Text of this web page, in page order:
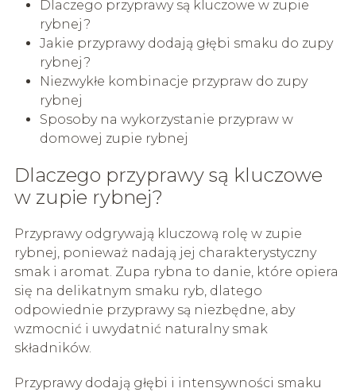
Dlaczego przyprawy są kluczowe w zupie
rybnej?
Jakie przyprawy dodają głębi smaku do zupy
rybnej?
Niezwykłe kombinacje przypraw do zupy
rybnej
Sposoby na wykorzystanie przypraw w
domowej zupie rybnej
Dlaczego przyprawy są kluczowe
w zupie rybnej?
Przyprawy odgrywają kluczową rolę w zupie
rybnej, ponieważ nadają jej charakterystyczny
smak i aromat. Zupa rybna to danie, które opiera
się na delikatnym smaku ryb, dlatego
odpowiednie przyprawy są niezbędne, aby
wzmocnić i uwydatnić naturalny smak
składników.
Przyprawy dodają głębi i intensywności smaku